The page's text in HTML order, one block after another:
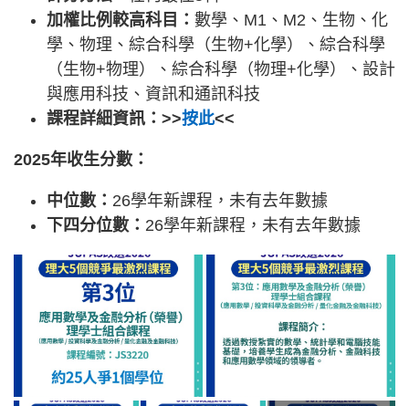
加權比例較高科目： 數學、M1、M2、生物、化
學、物理、綜合科學（生物+化學）、綜合科學
（生物+物理）、綜合科學（物理+化學）、設計
與應用科技、資訊和通訊科技
課程詳細資訊：>>按此<<
2025年收生分數：
中位數： 26學年新課程，未有去年數據
下四分位數： 26學年新課程，未有去年數據